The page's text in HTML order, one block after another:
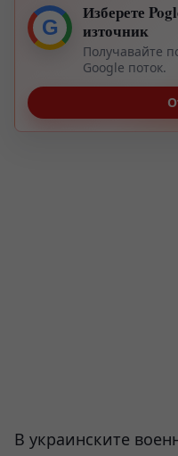
G
Изберете
източник
Получавайте
Google поток.
В украинските